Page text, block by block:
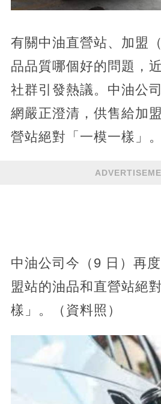
有關中油直營站、加盟
品品質哪個好的問題，
社群引發熱議。中油公
網嚴正澄清，供售給加
營站絕對「一模一樣」。
中油公司今（9 日）再
盟站的油品和直營站絕
樣」。（資料照）